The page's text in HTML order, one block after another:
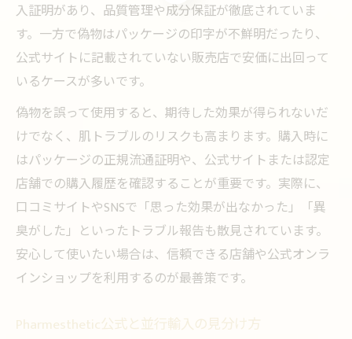
入証明があり、品質管理や成分保証が徹底されていま
す。一方で偽物はパッケージの印字が不鮮明だったり、
公式サイトに記載されていない販売店で安価に出回って
いるケースが多いです。
偽物を誤って使用すると、期待した効果が得られないだ
けでなく、肌トラブルのリスクも高まります。購入時に
はパッケージの正規流通証明や、公式サイトまたは認定
店舗での購入履歴を確認することが重要です。実際に、
口コミサイトやSNSで「思った効果が出なかった」「異
臭がした」といったトラブル報告も散見されています。
安心して使いたい場合は、信頼できる店舗や公式オンラ
インショップを利用するのが最善策です。
Pharmesthetic公式と並行輸入の見分け方